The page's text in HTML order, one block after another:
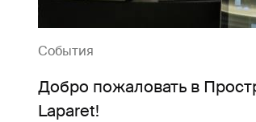
События
Добро пожаловать в
Laparet!